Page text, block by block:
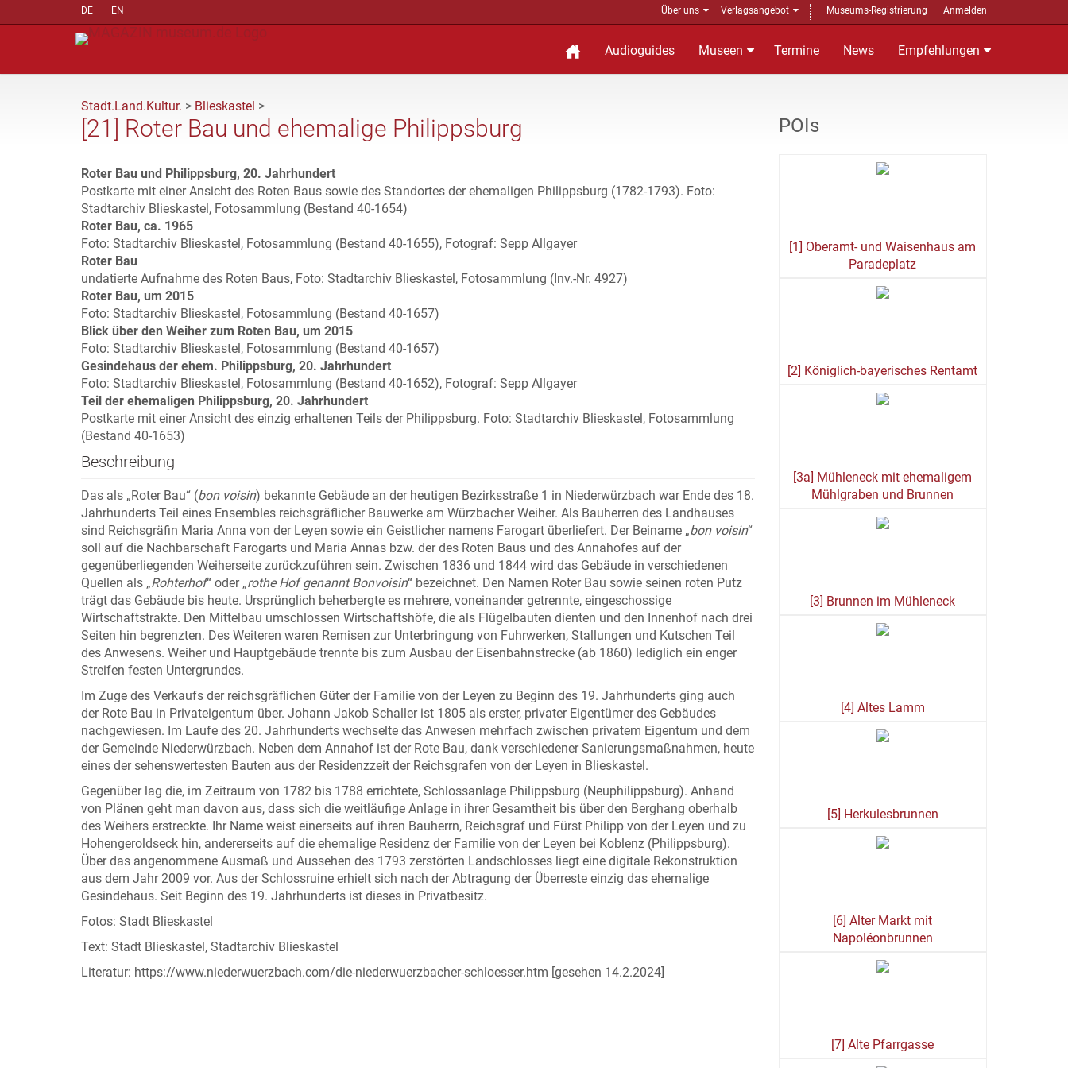
DE EN Über uns Verlagsangebot Museums-Registrierung Anmelden
Audioguides Museen Termine News Empfehlungen
Stadt.Land.Kultur. > Blieskastel >
[21] Roter Bau und ehemalige Philippsburg
Roter Bau und Philippsburg, 20. Jahrhundert
Postkarte mit einer Ansicht des Roten Baus sowie des Standortes der ehemaligen Philippsburg (1782-1793). Foto:
Stadtarchiv Blieskastel, Fotosammlung (Bestand 40-1654)
Roter Bau, ca. 1965
Foto: Stadtarchiv Blieskastel, Fotosammlung (Bestand 40-1655), Fotograf: Sepp Allgayer
Roter Bau
undatierte Aufnahme des Roten Baus, Foto: Stadtarchiv Blieskastel, Fotosammlung (Inv.-Nr. 4927)
Roter Bau, um 2015
Foto: Stadtarchiv Blieskastel, Fotosammlung (Bestand 40-1657)
Blick über den Weiher zum Roten Bau, um 2015
Foto: Stadtarchiv Blieskastel, Fotosammlung (Bestand 40-1657)
Gesindehaus der ehem. Philippsburg, 20. Jahrhundert
Foto: Stadtarchiv Blieskastel, Fotosammlung (Bestand 40-1652), Fotograf: Sepp Allgayer
Teil der ehemaligen Philippsburg, 20. Jahrhundert
Postkarte mit einer Ansicht des einzig erhaltenen Teils der Philippsburg. Foto: Stadtarchiv Blieskastel, Fotosammlung
(Bestand 40-1653)
Beschreibung
Das als „Roter Bau“ (bon voisin) bekannte Gebäude an der heutigen Bezirksstraße 1 in Niederwürzbach war Ende des 18.
Jahrhunderts Teil eines Ensembles reichsgräflicher Bauwerke am Würzbacher Weiher. Als Bauherren des Landhauses
sind Reichsgräfin Maria Anna von der Leyen sowie ein Geistlicher namens Farogart überliefert. Der Beiname „bon voisin“
soll auf die Nachbarschaft Farogarts und Maria Annas bzw. der des Roten Baus und des Annahofes auf der
gegenüberliegenden Weiherseite zurückzuführen sein. Zwischen 1836 und 1844 wird das Gebäude in verschiedenen
Quellen als „Rohterhof“ oder „rothe Hof genannt Bonvoisin“ bezeichnet. Den Namen Roter Bau sowie seinen roten Putz
trägt das Gebäude bis heute. Ursprünglich beherbergte es mehrere, voneinander getrennte, eingeschossige
Wirtschaftstrakte. Den Mittelbau umschlossen Wirtschaftshöfe, die als Flügelbauten dienten und den Innenhof nach drei
Seiten hin begrenzten. Des Weiteren waren Remisen zur Unterbringung von Fuhrwerken, Stallungen und Kutschen Teil
des Anwesens. Weiher und Hauptgebäude trennte bis zum Ausbau der Eisenbahnstrecke (ab 1860) lediglich ein enger
Streifen festen Untergrundes.
Im Zuge des Verkaufs der reichsgräflichen Güter der Familie von der Leyen zu Beginn des 19. Jahrhunderts ging auch
der Rote Bau in Privateigentum über. Johann Jakob Schaller ist 1805 als erster, privater Eigentümer des Gebäudes
nachgewiesen. Im Laufe des 20. Jahrhunderts wechselte das Anwesen mehrfach zwischen privatem Eigentum und dem
der Gemeinde Niederwürzbach. Neben dem Annahof ist der Rote Bau, dank verschiedener Sanierungsmaßnahmen, heute
eines der sehenswertesten Bauten aus der Residenzzeit der Reichsgrafen von der Leyen in Blieskastel.
Gegenüber lag die, im Zeitraum von 1782 bis 1788 errichtete, Schlossanlage Philippsburg (Neuphilippsburg). Anhand
von Plänen geht man davon aus, dass sich die weitläufige Anlage in ihrer Gesamtheit bis über den Berghang oberhalb
des Weihers erstreckte. Ihr Name weist einerseits auf ihren Bauherrn, Reichsgraf und Fürst Philipp von der Leyen und zu
Hohengeroldseck hin, andererseits auf die ehemalige Residenz der Familie von der Leyen bei Koblenz (Philippsburg).
Über das angenommene Ausmaß und Aussehen des 1793 zerstörten Landschlosses liegt eine digitale Rekonstruktion
aus dem Jahr 2009 vor. Aus der Schlossruine erhielt sich nach der Abtragung der Überreste einzig das ehemalige
Gesindehaus. Seit Beginn des 19. Jahrhunderts ist dieses in Privatbesitz.
Fotos: Stadt Blieskastel
Text: Stadt Blieskastel, Stadtarchiv Blieskastel
Literatur: https://www.niederwuerzbach.com/die-niederwuerzbacher-schloesser.htm [gesehen 14.2.2024]
POIs
[1] Oberamt- und Waisenhaus am
Paradeplatz
[2] Königlich-bayerisches Rentamt
[3a] Mühleneck mit ehemaligem
Mühlgraben und Brunnen
[3] Brunnen im Mühleneck
[4] Altes Lamm
[5] Herkulesbrunnen
[6] Alter Markt mit
Napoléonbrunnen
[7] Alte Pfarrgasse